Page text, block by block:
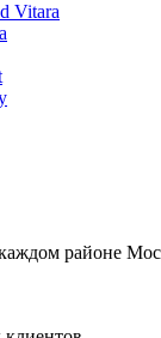
Vitara
районе